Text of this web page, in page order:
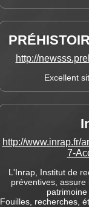
http://
Excellent
http://www.inrap.fr/
7-
L'Inrap, Institut de
préventives,
Fouilles, recherches,